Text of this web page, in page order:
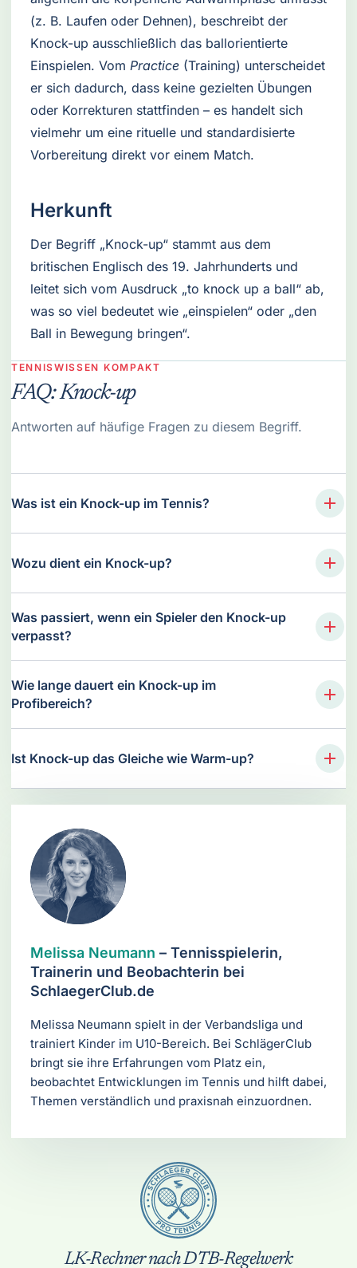
(z. B. Laufen oder Dehnen), beschreibt der
Knock-up ausschließlich das ballorientierte
Einspielen. Vom Practice (Training) unterscheidet
er sich dadurch, dass keine gezielten Übungen
oder Korrekturen stattfinden – es handelt sich
vielmehr um eine rituelle und standardisierte
Vorbereitung direkt vor einem Match.
Herkunft
Der Begriff „Knock-up“ stammt aus dem
britischen Englisch des 19. Jahrhunderts und
leitet sich vom Ausdruck „to knock up a ball“ ab,
was so viel bedeutet wie „einspielen“ oder „den
Ball in Bewegung bringen“.
TENNISWISSEN KOMPAKT
FAQ: Knock-up
Antworten auf häufige Fragen zu diesem Begriff.
Was ist ein Knock-up im Tennis?
Wozu dient ein Knock-up?
Was passiert, wenn ein Spieler den Knock-up
verpasst?
Wie lange dauert ein Knock-up im
Profibereich?
Ist Knock-up das Gleiche wie Warm-up?
Melissa Neumann – Tennisspielerin,
Trainerin und Beobachterin bei
SchlaegerClub.de
Melissa Neumann spielt in der Verbandsliga und
trainiert Kinder im U10-Bereich. Bei SchlägerClub
bringt sie ihre Erfahrungen vom Platz ein,
beobachtet Entwicklungen im Tennis und hilft dabei,
Themen verständlich und praxisnah einzuordnen.
LK-Rechner nach DTB-Regelwerk